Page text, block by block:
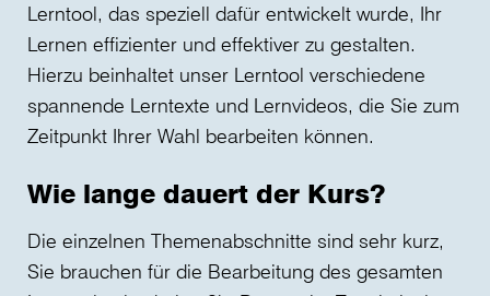
Lerntool, das speziell dafür entwickelt wurde, Ihr
Lernen effizienter und effektiver zu gestalten.
Hierzu beinhaltet unser Lerntool verschiedene
spannende Lerntexte und Lernvideos, die Sie zum
Zeitpunkt Ihrer Wahl bearbeiten können.
Wie lange dauert der Kurs?
Die einzelnen Themenabschnitte sind sehr kurz,
Sie brauchen für die Bearbeitung des gesamten